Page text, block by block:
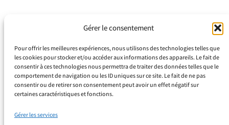
Gérer le consentement
Pour offrir les meilleures expériences, nous utilisons des technologies telles que
les cookies pour stocker et/ou accéder aux informations des appareils. Le fait de
consentir à ces technologies nous permettra de traiter des données telles que le
comportement de navigation ou les ID uniques sur ce site. Le fait de ne pas
consentir ou de retirer son consentement peut avoir un effet négatif sur
certaines caractéristiques et fonctions.
Gérer les services
Espace Juliana